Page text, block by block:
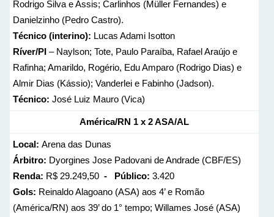
Rodrigo Silva e Assis; Carlinhos (Müller Fernandes) e
Danielzinho (Pedro Castro).
Técnico (interino): Lucas Adami Isotton
Ríver/PI– Naylson; Tote, Paulo Paraíba, Rafael Araújo e
Rafinha; Amarildo, Rogério, Edu Amparo (Rodrigo Dias) e
Almir Dias (Kássio); Vanderlei e Fabinho (Jadson).
Técnico: José Luiz Mauro (Vica)
América/RN 1 x 2 ASA/AL
Local: Arena das Dunas
Árbitro: Dyorgines Jose Padovani de Andrade (CBF/ES)
Renda: R$ 29.249,50 - Público: 3.420
Gols: Reinaldo Alagoano (ASA) aos 4’ e Romão
(América/RN) aos 39’ do 1° tempo; Willames José (ASA)